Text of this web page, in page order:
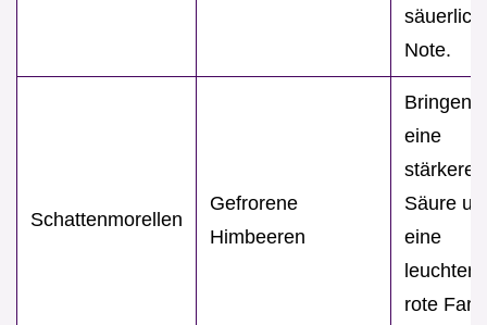
Note.
Schattenmorellen
Gefrorene
Himbeeren
Bringen
eine
stärkere
Säure
eine
rote